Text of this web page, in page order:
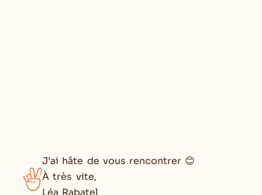
J’ai hâte de vous rencontrer 😊
À très vite,